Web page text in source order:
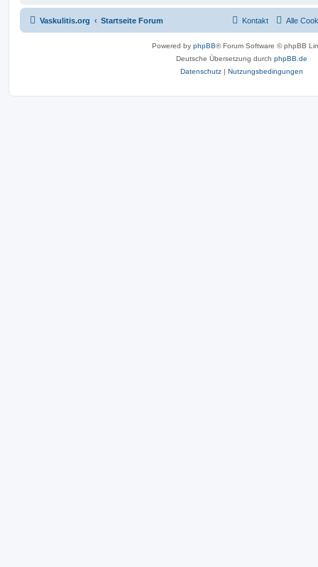
Vaskulitis.org Startseite Forum Alle
Kontakt
Powered by phpBB® Forum Software © phpBB
Deutsche Übersetzung durch phpBB.de
Datenschutz | Nutzungsbedingungen